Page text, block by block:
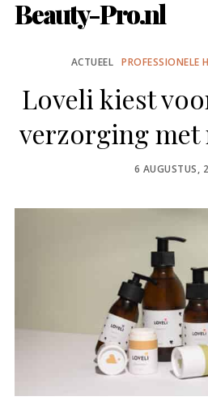
Beauty-Pro.nl
ACTUEEL PROFESSIONELE
Loveli kiest
verzorging met
POSTED
6 AUGUSTUS,